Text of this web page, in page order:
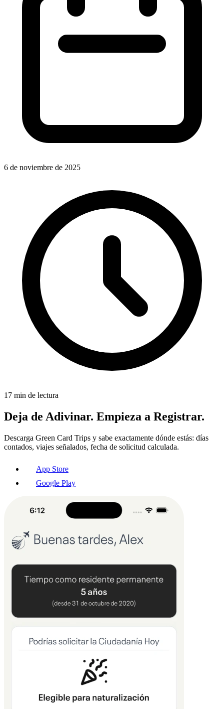
6 de noviembre de 2025
17 min de lectura
Deja de Adivinar. Empieza a Registrar.
Descarga Green Card Trips y sabe exactamente dónde estás: días
contados, viajes señalados, fecha de solicitud calculada.
App Store
Google Play